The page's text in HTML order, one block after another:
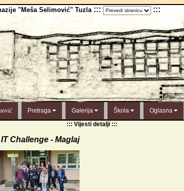
"Meša Selimović" Tuzla ::: :::
Pretraga Galerija Škola Oglasna
::: Vijesti detalji :::
IT Challenge - Maglaj